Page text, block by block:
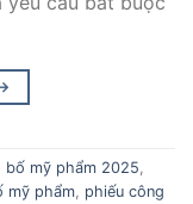
bố mỹ phẩm 2025,
mỹ phẩm, phiếu công